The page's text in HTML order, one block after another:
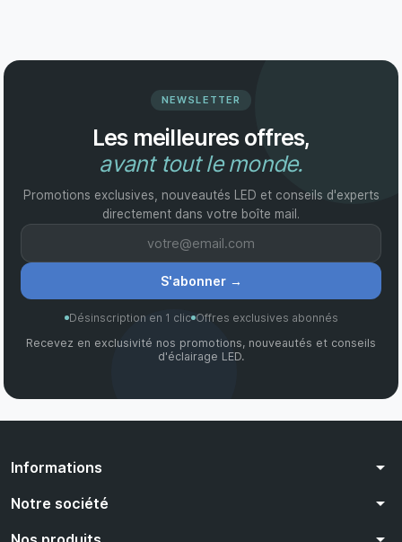
NEWSLETTER
Les meilleures offres,
avant tout le monde.
Promotions exclusives, nouveautés LED et conseils d'experts
directement dans votre boîte mail.
S'abonner →
Désinscription en 1 clic Offres exclusives abonnés
Recevez en exclusivité nos promotions, nouveautés et conseils
d'éclairage LED.
Informations arrow_drop_down
Notre société arrow_drop_down